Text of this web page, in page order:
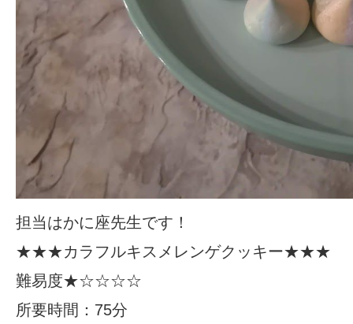
担当はかに座先生です！
★★★カラフルキスメレンゲクッキー★★★
難易度★☆☆☆☆
所要時間：75分